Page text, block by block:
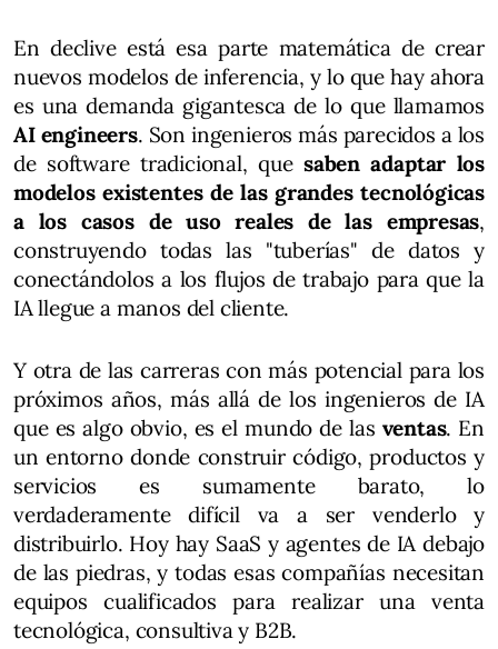
En declive está esa parte matemática de crear
nuevos modelos de inferencia, y lo que hay ahora
es una demanda gigantesca de lo que llamamos
AI engineers. Son ingenieros más parecidos a los
de software tradicional, que saben adaptar los
modelos existentes de las grandes tecnológicas
a los casos de uso reales de las empresas,
construyendo todas las "tuberías" de datos y
conectándolos a los flujos de trabajo para que la
IA llegue a manos del cliente.
Y otra de las carreras con más potencial para los
próximos años, más allá de los ingenieros de IA
que es algo obvio, es el mundo de las ventas. En
un entorno donde construir código, productos y
servicios es sumamente barato, lo
verdaderamente difícil va a ser venderlo y
distribuirlo. Hoy hay SaaS y agentes de IA debajo
de las piedras, y todas esas compañías necesitan
equipos cualificados para realizar una venta
tecnológica, consultiva y B2B.